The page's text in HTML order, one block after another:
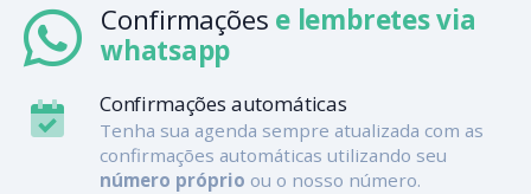
Confirmações e lembretes via
whatsapp
Confirmações automáticas
Tenha sua agenda sempre atualizada com as
confirmações automáticas utilizando seu
número próprio ou o nosso número.